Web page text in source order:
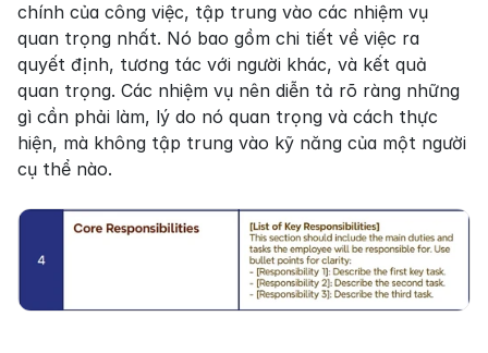
chính của công việc, tập trung vào các nhiệm vụ
quan trọng nhất. Nó bao gồm chi tiết về việc ra
quyết định, tương tác với người khác, và kết quả
quan trọng. Các nhiệm vụ nên diễn tả rõ ràng những
gì cần phải làm, lý do nó quan trọng và cách thực
hiện, mà không tập trung vào kỹ năng của một người
cụ thể nào.